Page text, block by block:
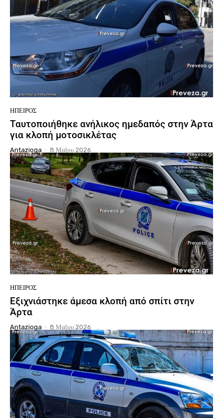
ΉΠΕΙΡΟΣ
Ταυτοποιήθηκε ανήλικος ημεδαπός στην Άρτα
για κλοπή μοτοσικλέτας
Antazioga - 8 Μαΐου 2026
ΉΠΕΙΡΟΣ
Εξιχνιάστηκε άμεσα κλοπή από σπίτι στην
Άρτα
Antazioga - 8 Μαΐου 2026